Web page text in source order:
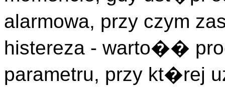
alarmowa, przy czym
histereza - warto��
parametru, przy kt�rej